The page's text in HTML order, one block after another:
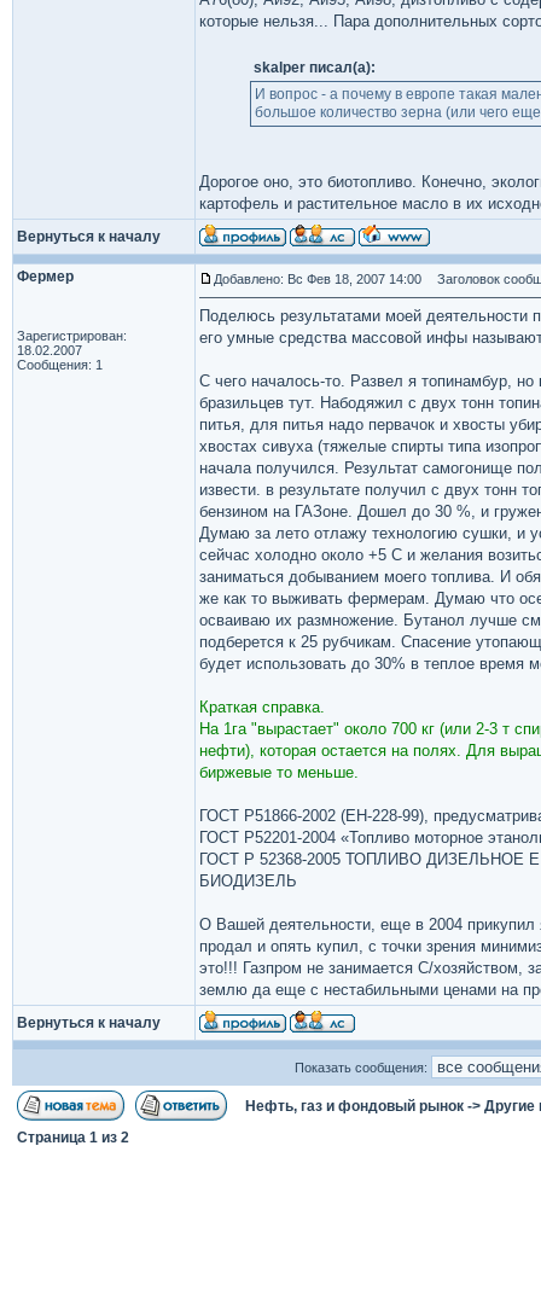
которые нельзя... Пара дополнительных
skalper писал(а):
И вопрос - а почему в европе такая
большое количество зерна (или чего
Дорогое оно, это биотопливо. Конечно,
картофель и растительное масло в их
Вернуться к началу
Фермер
Зарегистрирован:
18.02.2007
Сообщения: 1
Добавлено: Вс Фев 18, 2007 14:00 Заголовок
Поделюсь результатами моей
его умные средства массовой инфы
С чего началось-то. Развел я топинамбур,
бразильцев тут. Набодяжил с двух тонн
питья, для питья надо первачок и хвосты
хвостах сивуха (тяжелые спирты типа
начала получился. Результат самогонище
извести. в результате получил с двух тонн
бензином на ГАЗоне. Дошел до 30 %, и
Думаю за лето отлажу технологию сушки, и
сейчас холодно около +5 С и желания
заниматься добыванием моего топлива. И
же как то выживать фермерам. Думаю что
осваиваю их размножение. Бутанол лучше
подберется к 25 рубчикам. Спасение
будет использовать до 30% в теплое
Краткая справка.
На 1га "вырастает" около 700 кг (или 2-3 т
нефти), которая остается на полях. Для
биржевые то меньше.
ГОСТ Р51866-2002 (ЕН-228-99),
ГОСТ Р52201-2004 «Топливо моторное
ГОСТ Р 52368-2005 ТОПЛИВО ДИЗЕЛЬНОЕ
БИОДИЗЕЛЬ
О Вашей деятельности, еще в 2004
продал и опять купил, с точки зрения
это!!! Газпром не занимается С/
землю да еще с нестабильными ценами на
Вернуться к началу
Показать сообщения:
Нефть, газ и фондовый рынок -> Другие
Страница 1 из 2